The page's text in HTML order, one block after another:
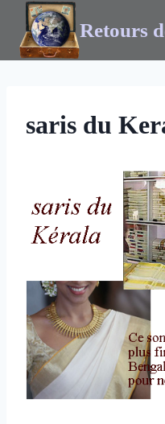
Retours
saris du